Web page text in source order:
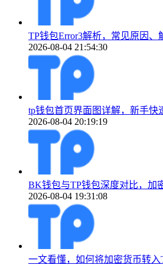
TP钱包Error3解析，常见原因、
2026-08-04 21:54:30
tp钱包首页界面图详解，新手快
2026-08-04 20:19:19
BK钱包与TP钱包深度对比，加
2026-08-04 19:31:08
一文看懂，如何将加密货币转